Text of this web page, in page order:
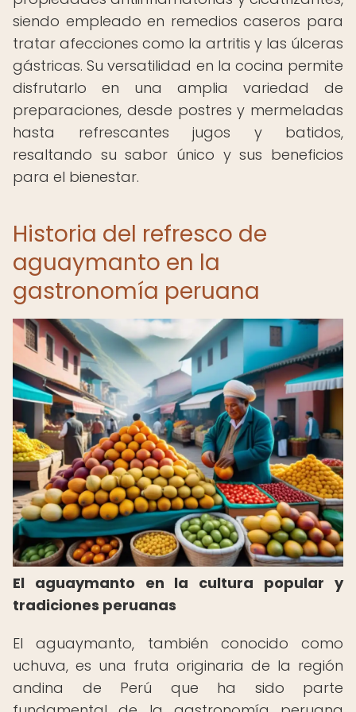
siendo empleado en remedios caseros para
tratar afecciones como la artritis y las úlceras
gástricas. Su versatilidad en la cocina permite
disfrutarlo en una amplia variedad de
preparaciones, desde postres y mermeladas
hasta refrescantes jugos y batidos,
resaltando su sabor único y sus beneficios
para el bienestar.
Historia del refresco de
aguaymanto en la
gastronomía peruana
El aguaymanto en la cultura popular y
tradiciones peruanas
El aguaymanto, también conocido como
uchuva, es una fruta originaria de la región
andina de Perú que ha sido parte